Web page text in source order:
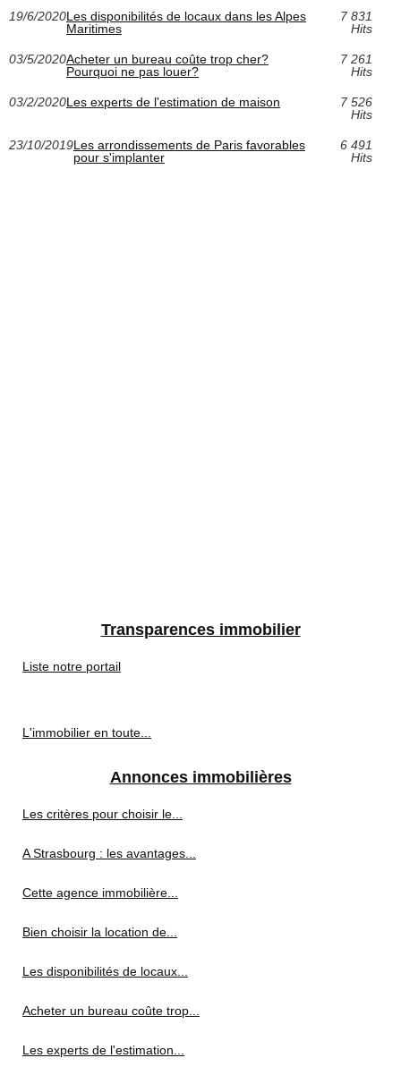
19/6/2020Les disponibilités de locaux dans les Alpes
Maritimes
7 831
Hits
03/5/2020Acheter un bureau coûte trop cher?
Pourquoi ne pas louer?
7 261
Hits
03/2/2020Les experts de l'estimation de maison
7 526
Hits
23/10/2019Les arrondissements de Paris favorables
pour s'implanter
6 491
Hits
Transparences immobilier
Liste notre portail
L'immobilier en toute...
Annonces immobilières
Les critères pour choisir le...
A Strasbourg : les avantages...
Cette agence immobilière...
Bien choisir la location de...
Les disponibilités de locaux...
Acheter un bureau coûte trop...
Les experts de l'estimation...